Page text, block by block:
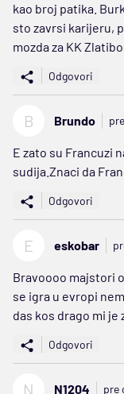
kao broj patika.
sto zavrsi karijeru,
mozda za KK
Odgovori
B Brundo
E zato su Francuzi
sudija.Znaci da
Odgovori
E eskobar
Bravoooo majstori
se igra u evropi
das kos drago mi je
Odgovori
N N1204 pre